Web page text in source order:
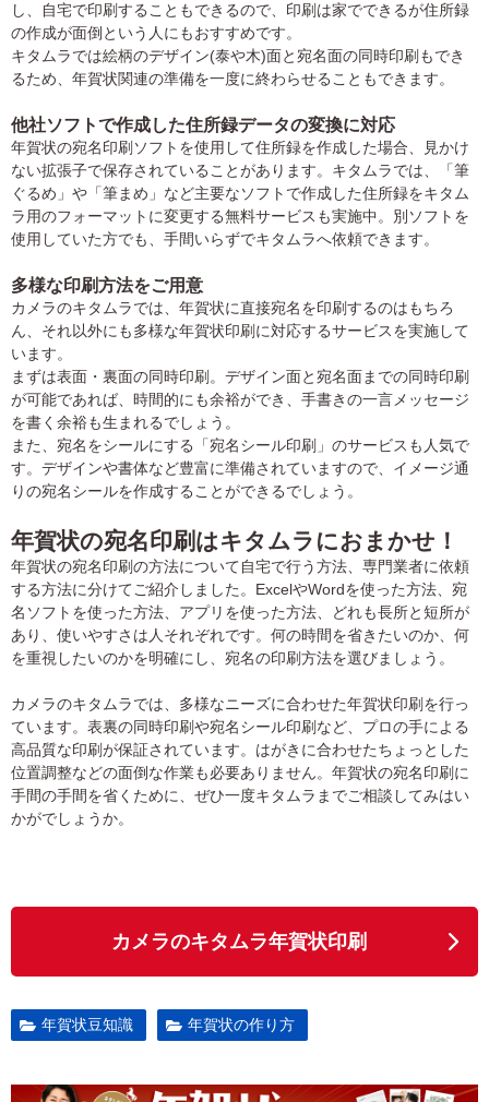
し、自宅で印刷することもできるので、印刷は家でできるが住所録
の作成が面倒という人にもおすすめです。
キタムラでは絵柄のデザイン(泰や木)面と宛名面の同時印刷もでき
るため、年賀状関連の準備を一度に終わらせることもできます。
他社ソフトで作成した住所録データの変換に対応
年賀状の宛名印刷ソフトを使用して住所録を作成した場合、見かけ
ない拡張子で保存されていることがあります。キタムラでは、「筆
ぐるめ」や「筆まめ」など主要なソフトで作成した住所録をキタム
ラ用のフォーマットに変更する無料サービスも実施中。別ソフトを
使用していた方でも、手間いらずでキタムラへ依頼できます。
多様な印刷方法をご用意
カメラのキタムラでは、年賀状に直接宛名を印刷するのはもちろ
ん、それ以外にも多様な年賀状印刷に対応するサービスを実施して
います。
まずは表面・裏面の同時印刷。デザイン面と宛名面までの同時印刷
が可能であれば、時間的にも余裕ができ、手書きの一言メッセージ
を書く余裕も生まれるでしょう。
また、宛名をシールにする「宛名シール印刷」のサービスも人気で
す。デザインや書体など豊富に準備されていますので、イメージ通
りの宛名シールを作成することができるでしょう。
年賀状の宛名印刷はキタムラにおまかせ！
年賀状の宛名印刷の方法について自宅で行う方法、専門業者に依頼
する方法に分けてご紹介しました。ExcelやWordを使った方法、宛
名ソフトを使った方法、アプリを使った方法、どれも長所と短所が
あり、使いやすさは人それぞれです。何の時間を省きたいのか、何
を重視したいのかを明確にし、宛名の印刷方法を選びましょう。
カメラのキタムラでは、多様なニーズに合わせた年賀状印刷を行っ
ています。表裏の同時印刷や宛名シール印刷など、プロの手による
高品質な印刷が保証されています。はがきに合わせたちょっとした
位置調整などの面倒な作業も必要ありません。年賀状の宛名印刷に
手間の手間を省くために、ぜひ一度キタムラまでご相談してみはい
かがでしょうか。
カメラのキタムラ年賀状印刷
年賀状豆知識 年賀状の作り方